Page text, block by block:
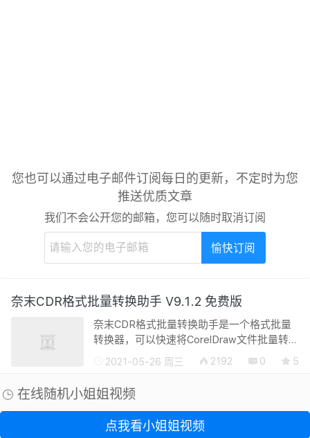
您也可以通过电子邮件订阅每日的更新，不定时为您
推送优质文章
我们不会公开您的邮箱，您可以随时取消订阅
奈末CDR格式批量转换助手 V9.1.2 免费版
奈末CDR格式批量转换助手是一个格式批量
转换器，可以快速将CorelDraw文件批量转换
为JPG,PNG,AI，无需打开CorelDraw软件，
可以自定义转换后图片的DPI，基本满足大部
分对CDR格式批量转换的需求.CorelDraw...
2021-05-26 周三 2192 0 5
在线随机小姐姐视频
点我看小姐姐视频